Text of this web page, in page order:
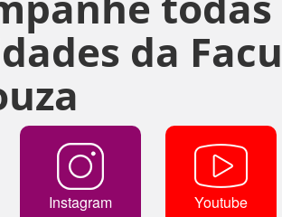
da
Instagram Youtube